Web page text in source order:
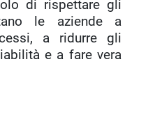
di rispettare gli
le aziende a
a ridurre gli
e a fare vera